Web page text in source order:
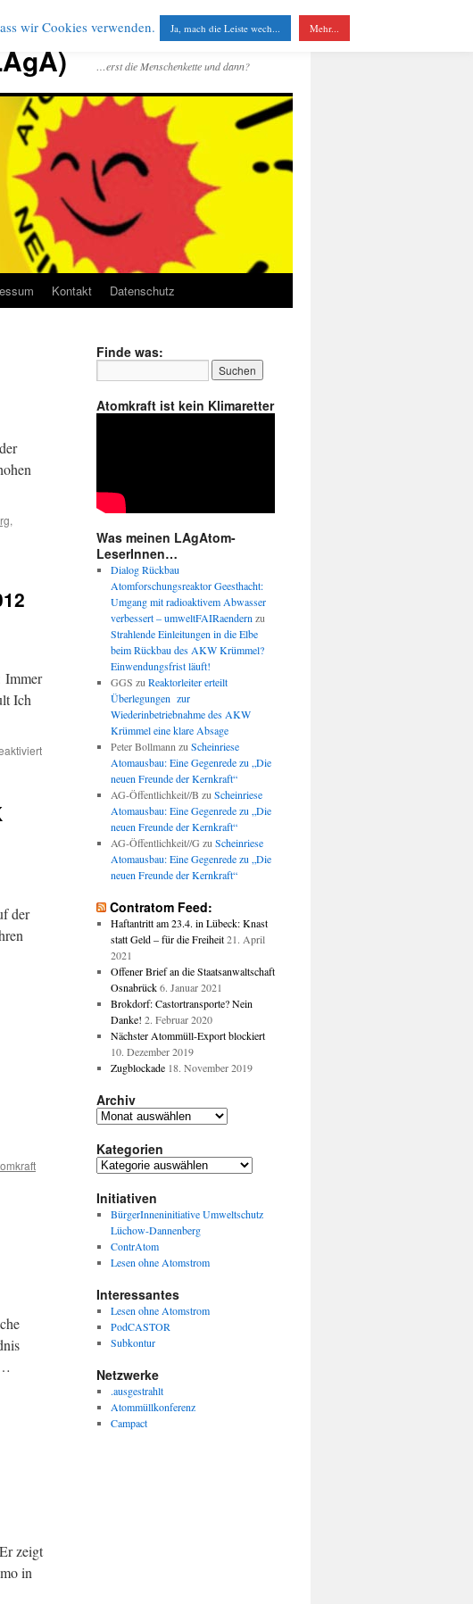
…erst die Menschenkette und dann?
Kontakt Datenschutz
,
Immer
Ich
für
Montagsmahnwache
der
zeigt
in
Finde was:
Atomkraft ist kein Klimaretter
Was meinen LAgAtom-
LeserInnen…
Dialog Rückbau
Atomforschungsreaktor Geesthacht:
Umgang mit radioaktivem Abwasser
verbessert – umweltFAIRaendern zu
Strahlende Einleitungen in die Elbe
beim Rückbau des AKW Krümmel?
Einwendungsfrist läuft!
GGS zu Reaktorleiter erteilt
Überlegungen zur
Wiederinbetriebnahme des AKW
Krümmel eine klare Absage
Peter Bollmann zu Scheinriese
Atomausbau: Eine Gegenrede zu „Die
neuen Freunde der Kernkraft“
AG-Öffentlichkeit//B zu Scheinriese
Atomausbau: Eine Gegenrede zu „Die
neuen Freunde der Kernkraft“
AG-Öffentlichkeit//G zu Scheinriese
Atomausbau: Eine Gegenrede zu „Die
neuen Freunde der Kernkraft“
Contratom Feed:
Haftantritt am 23.4. in Lübeck: Knast
statt Geld – für die Freiheit 21. April
2021
Offener Brief an die Staatsanwaltschaft
Osnabrück 6. Januar 2021
Brokdorf: Castortransporte? Nein
Danke! 2. Februar 2020
Nächster Atommüll-Export blockiert
10. Dezember 2019
Zugblockade 18. November 2019
Archiv
Archiv
Kategorien
Kategorien
Initiativen
BürgerInneninitiative Umweltschutz
Lüchow-Dannenberg
ContrAtom
Lesen ohne Atomstrom
Interessantes
Lesen ohne Atomstrom
PodCASTOR
Subkontur
Netzwerke
.ausgestrahlt
Atommüllkonferenz
Campact
wir Cookies verwenden. Ja, mach die Leiste wech... Mehr...